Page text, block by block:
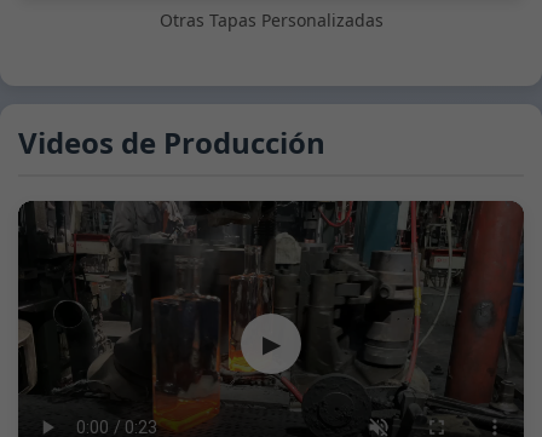
Otras Tapas Personalizadas
Videos de Producción
▶